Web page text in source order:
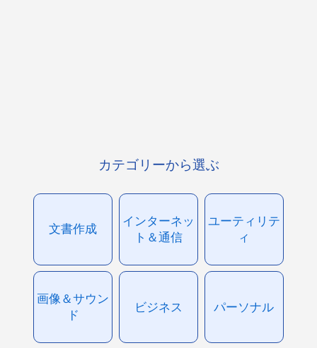
カテゴリーから選ぶ
文書作成
インターネッ
ト＆通信
ユーティリテ
ィ
画像＆サウン
ド
ビジネス パーソナル